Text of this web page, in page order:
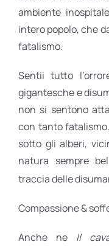
ambiente
intero popolo, che
fatalismo.
Sentii tutto
gigantesche e
non si sentono
con tanto
sotto gli alberi,
natura sempre
traccia delle
Compassione &
Anche ne Il